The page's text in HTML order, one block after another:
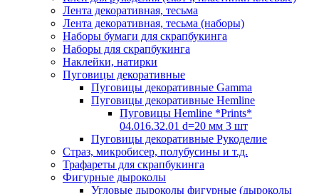
Лента декоративная, тесьма
Лента декоративная, тесьма (наборы)
Наборы бумаги для скрапбукинга
Наборы для скрапбукинга
Наклейки, натирки
Пуговицы декоративные
Пуговицы декоративные Gamma
Пуговицы декоративные Hemline
Пуговицы Hemline *Prints*
04.016.32.01 d=20 мм 3 шт
Пуговицы декоративные Рукоделие
Страз, микробисер, полубусины и т.д.
Трафареты для скрапбукинга
Фигурные дыроколы
Угловые дыроколы фигурные (дыроколы